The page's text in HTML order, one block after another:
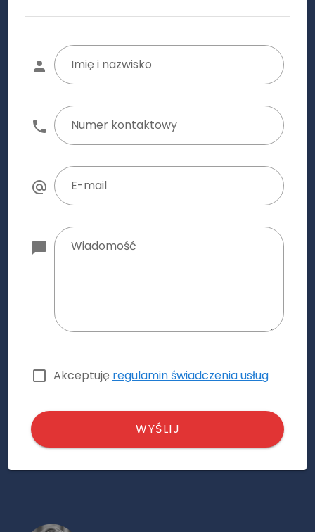
Imię i nazwisko
Numer kontaktowy
E-mail
Wiadomość
Akceptuję regulamin świadczenia usług
WYŚLIJ